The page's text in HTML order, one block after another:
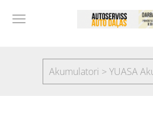
Akumulatori > YUASA